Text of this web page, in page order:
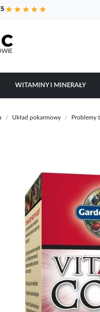
WITAMINY I MINERAŁY
Układ pokarmowy Problemy